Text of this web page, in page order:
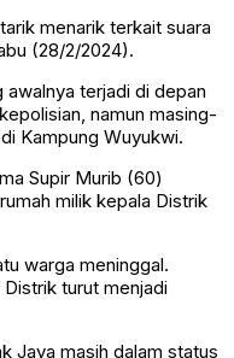
menarik terkait suara
(28/2/2024).
awalnya terjadi di depan
namun masing-
Kampung Wuyukwi.
Supir Murib (60)
milik kepala Distrik
warga meninggal.
turut menjadi
Jaya masih dalam status